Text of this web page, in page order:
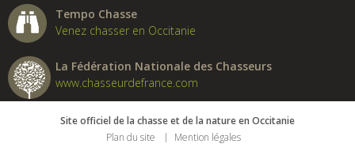
Tempo Chasse
Venez chasser en Occitanie
La Fédération Nationale des Chasseurs
www.chasseurdefrance.com
Site officiel de la chasse et de la nature en Occitanie
Plan du site
Mention légales